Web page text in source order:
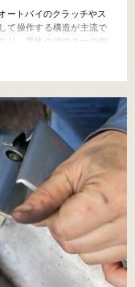
ートバイのクラッチやス
て操作する構造が主流で
り、筒状のアウターの中
滑るように動きます。 特